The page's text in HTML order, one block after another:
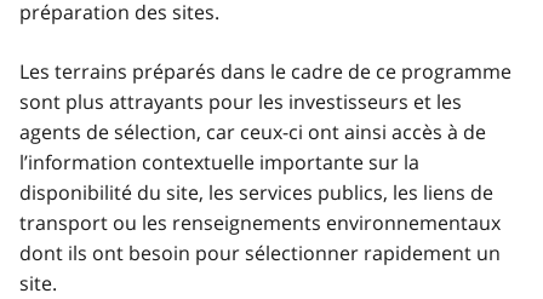
préparation des sites.
Les terrains préparés dans le cadre de ce programme
sont plus attrayants pour les investisseurs et les
agents de sélection, car ceux-ci ont ainsi accès à de
l’information contextuelle importante sur la
disponibilité du site, les services publics, les liens de
transport ou les renseignements environnementaux
dont ils ont besoin pour sélectionner rapidement un
site.